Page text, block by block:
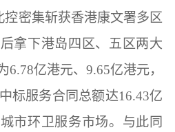
控密集斩获香港康文署多区
拿下港岛四区、五区两大
亿港元、9.65亿港元，
标服务合同总额达16.43亿
市环卫服务市场。与此同